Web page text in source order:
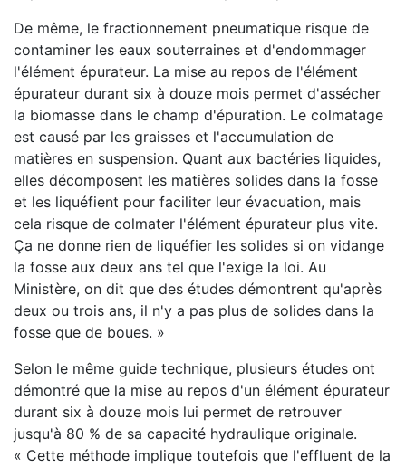
De même, le fractionnement pneumatique risque de
contaminer les eaux souterraines et d'endommager
l'élément épurateur. La mise au repos de l'élément
épurateur durant six à douze mois permet d'assécher
la biomasse dans le champ d'épuration. Le colmatage
est causé par les graisses et l'accumulation de
matières en suspension. Quant aux bactéries liquides,
elles décomposent les matières solides dans la fosse
et les liquéfient pour faciliter leur évacuation, mais
cela risque de colmater l'élément épurateur plus vite.
Ça ne donne rien de liquéfier les solides si on vidange
la fosse aux deux ans tel que l'exige la loi. Au
Ministère, on dit que des études démontrent qu'après
deux ou trois ans, il n'y a pas plus de solides dans la
fosse que de boues. »
Selon le même guide technique, plusieurs études ont
démontré que la mise au repos d'un élément épurateur
durant six à douze mois lui permet de retrouver
jusqu'à 80 % de sa capacité hydraulique originale.
« Cette méthode implique toutefois que l'effluent de la